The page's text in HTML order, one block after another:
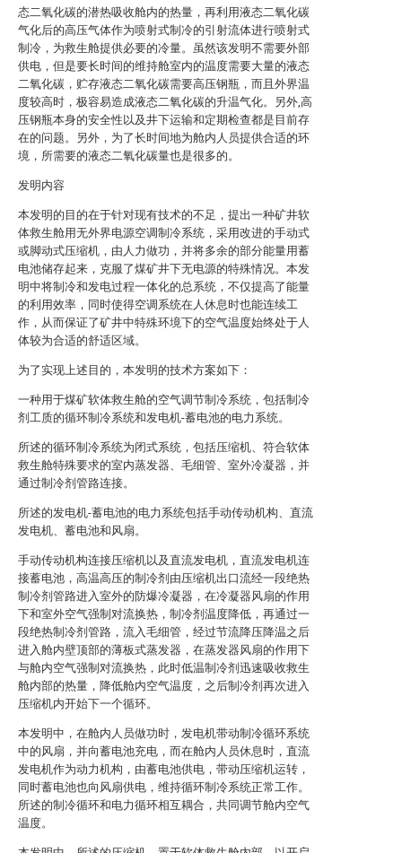
态二氧化碳的潜热吸收舱内的热量，再利用液态二氧化碳
气化后的高压气体作为喷射式制冷的引射流体进行喷射式
制冷，为救生舱提供必要的冷量。虽然该发明不需要外部
供电，但是要长时间的维持舱室内的温度需要大量的液态
二氧化碳，贮存液态二氧化碳需要高压钢瓶，而且外界温
度较高时，极容易造成液态二氧化碳的升温气化。另外,高
压钢瓶本身的安全性以及井下运输和定期检查都是目前存
在的问题。另外，为了长时间地为舱内人员提供合适的环
境，所需要的液态二氧化碳量也是很多的。
发明内容
本发明的目的在于针对现有技术的不足，提出一种矿井软
体救生舱用无外界电源空调制冷系统，采用改进的手动式
或脚动式压缩机，由人力做功，并将多余的部分能量用蓄
电池储存起来，克服了煤矿井下无电源的特殊情况。本发
明中将制冷和发电过程一体化的总系统，不仅提高了能量
的利用效率，同时使得空调系统在人休息时也能连续工
作，从而保证了矿井中特殊环境下的空气温度始终处于人
体较为合适的舒适区域。
为了实现上述目的，本发明的技术方案如下：
一种用于煤矿软体救生舱的空气调节制冷系统，包括制冷
剂工质的循环制冷系统和发电机-蓄电池的电力系统。
所述的循环制冷系统为闭式系统，包括压缩机、符合软体
救生舱特殊要求的室内蒸发器、毛细管、室外冷凝器，并
通过制冷剂管路连接。
所述的发电机-蓄电池的电力系统包括手动传动机构、直流
发电机、蓄电池和风扇。
手动传动机构连接压缩机以及直流发电机，直流发电机连
接蓄电池，高温高压的制冷剂由压缩机出口流经一段绝热
制冷剂管路进入室外的防爆冷凝器，在冷凝器风扇的作用
下和室外空气强制对流换热，制冷剂温度降低，再通过一
段绝热制冷剂管路，流入毛细管，经过节流降压降温之后
进入舱内壁顶部的薄板式蒸发器，在蒸发器风扇的作用下
与舱内空气强制对流换热，此时低温制冷剂迅速吸收救生
舱内部的热量，降低舱内空气温度，之后制冷剂再次进入
压缩机内开始下一个循环。
本发明中，在舱内人员做功时，发电机带动制冷循环系统
中的风扇，并向蓄电池充电，而在舱内人员休息时，直流
发电机作为动力机构，由蓄电池供电，带动压缩机运转，
同时蓄电池也向风扇供电，维持循环制冷系统正常工作。
所述的制冷循环和电力循环相互耦合，共同调节舱内空气
温度。